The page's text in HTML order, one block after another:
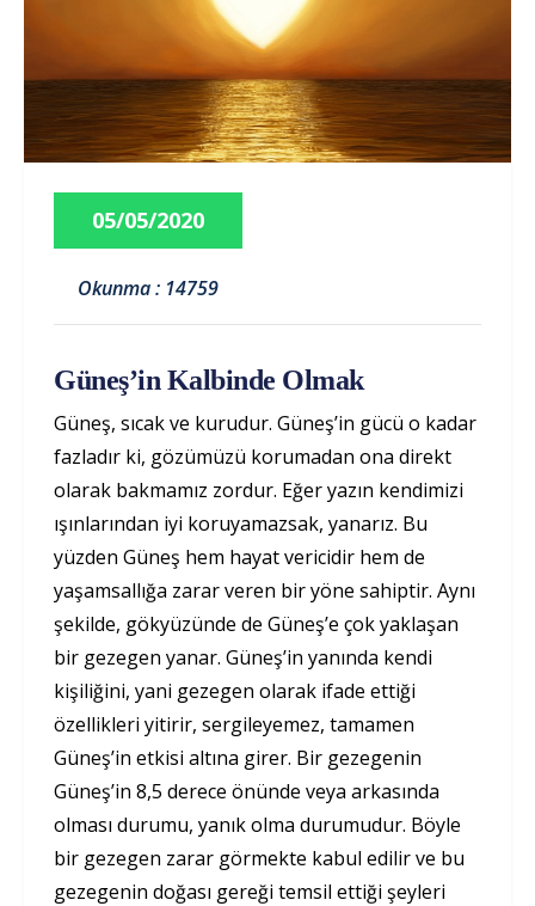
05/05/2020
Okunma : 14759
Güneş’in Kalbinde Olmak
Güneş, sıcak ve kurudur. Güneş’in gücü o kadar
fazladır ki, gözümüzü korumadan ona direkt
olarak bakmamız zordur. Eğer yazın kendimizi
ışınlarından iyi koruyamazsak, yanarız. Bu
yüzden Güneş hem hayat vericidir hem de
yaşamsallığa zarar veren bir yöne sahiptir. Aynı
şekilde, gökyüzünde de Güneş’e çok yaklaşan
bir gezegen yanar. Güneş’in yanında kendi
kişiliğini, yani gezegen olarak ifade ettiği
özellikleri yitirir, sergileyemez, tamamen
Güneş’in etkisi altına girer. Bir gezegenin
Güneş’in 8,5 derece önünde veya arkasında
olması durumu, yanık olma durumudur. Böyle
bir gezegen zarar görmekte kabul edilir ve bu
gezegenin doğası gereği temsil ettiği şeyleri